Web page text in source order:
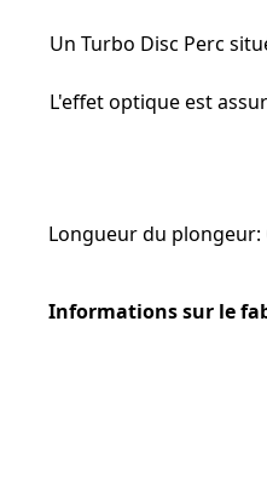
Un Turbo Disc Perc
L'effet optique est
Longueur du plongeur:
Informations sur le